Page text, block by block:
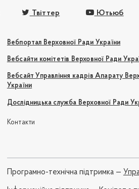
Твіттер Ютьюб
Вебпортал Верховної Ради України
Вебсайти комітетів Верховної Ради
Вебсайт Управління кадрів Апарату
України
Дослідницька служба Верховної Ради
Контакти
Програмно-технічна підтримка —